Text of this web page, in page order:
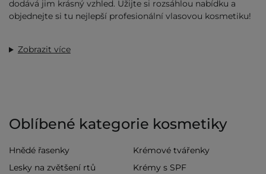
dodává jim krásný vzhled. Užijte si rozsáhlou nabídku a
objednejte si tu nejlepší profesionální vlasovou kosmetiku!
Zobrazit více
Oblíbené kategorie kosmetiky
Hnědé řasenky
Krémové tvářenky
Lesky na zvětšení rtů
Krémy s SPF